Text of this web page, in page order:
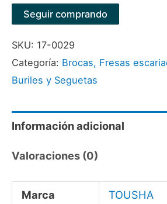
TUNGSTENO
(LIMA
ROTATIVA)
SM5
1/2"X1/4"
TOUSHA
Seguir comprando
SKU: 17-0029
Categoría: Brocas, Fresas
Buriles y Seguetas
Información adicional
Valoraciones (0)
Marca TOUSHA